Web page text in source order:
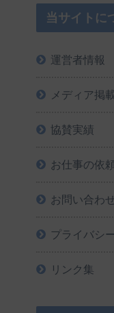
当サイトに
運営者情報
メディア掲
協賛実績
お仕事の依
お問い合わ
プライバシ
リンク集